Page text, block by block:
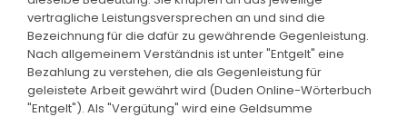
vertragliche Leistungsversprechen an und sind die
Bezeichnung für die dafür zu gewährende Gegenleistung.
Nach allgemeinem Verständnis ist unter "Entgelt" eine
Bezahlung zu verstehen, die als Gegenleistung für
geleistete Arbeit gewährt wird (Duden Online-Wörterbuch
"Entgelt"). Als "Vergütung" wird eine Geldsumme